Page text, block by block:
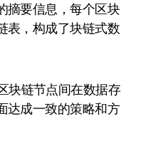
摘要信息，每个区块
表，构成了块链式数
块链节点间在数据存
达成一致的策略和方